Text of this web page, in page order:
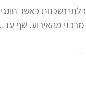
בלתי נשכחת כאשר
מהאירוע. שף